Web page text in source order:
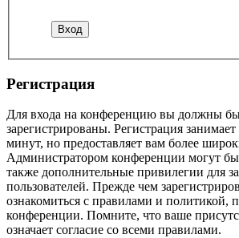
Регистрация
Для входа на конференцию вы должны
зарегистрированы. Регистрация занимает
минут, но предоставляет вам более
Администратором конференции могут
также дополнительные привилегии для
пользователей. Прежде чем
ознакомиться с правилами и политикой,
конференции. Помните, что ваше
означает согласие со всеми правилами.